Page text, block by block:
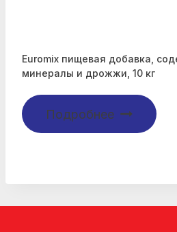
Euromix пищевая добавка,
минералы и дрожжи, 10 кг
Подробнее